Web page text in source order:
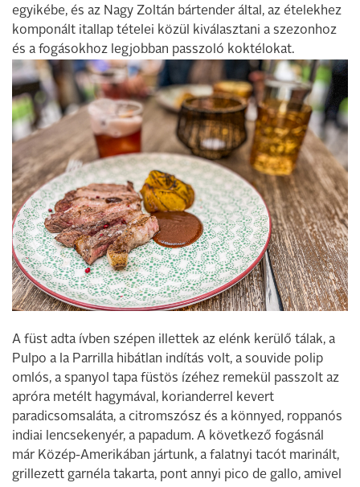
egyikébe, és az Nagy Zoltán bártender által, az ételekhez
komponált itallap tételei közül kiválasztani a szezonhoz
és a fogásokhoz legjobban passzoló koktélokat.
A füst adta ívben szépen illettek az elénk kerülő tálak, a
Pulpo a la Parrilla hibátlan indítás volt, a souvide polip
omlós, a spanyol tapa füstös ízéhez remekül passzolt az
apróra metélt hagymával, korianderrel kevert
paradicsomsaláta, a citromszósz és a könnyed, roppanós
indiai lencsekenyér, a papadum. A következő fogásnál
már Közép-Amerikában jártunk, a falatnyi tacót marinált,
grillezett garnéla takarta, pont annyi pico de gallo, amivel